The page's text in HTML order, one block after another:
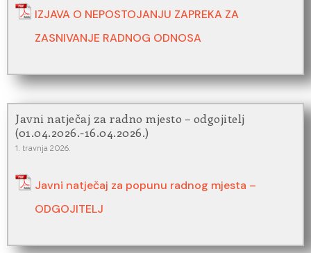
IZJAVA O NEPOSTOJANJU ZAPREKA ZA
ZASNIVANJE RADNOG ODNOSA
Javni natječaj za radno mjesto – odgojitelj
(01.04.2026.-16.04.2026.)
1. travnja 2026.
Javni natječaj za popunu radnog mjesta –
ODGOJITELJ